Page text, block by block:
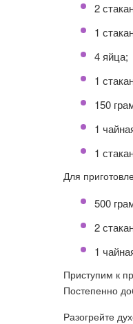
2
1
4 яйца;
1
150
1
1
Для
500
2
1
Приступим к
Постепенно
Разогрейте